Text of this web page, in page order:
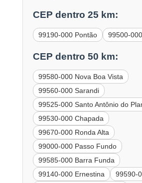
CEP dentro 25 km:
99190-000 Pontão 99500-
CEP dentro 50 km:
99580-000 Nova Boa Vista
99560-000 Sarandi
99525-000 Santo Antônio do
99530-000 Chapada
99670-000 Ronda Alta
99000-000 Passo Fundo
99585-000 Barra Funda
99140-000 Ernestina
99590-